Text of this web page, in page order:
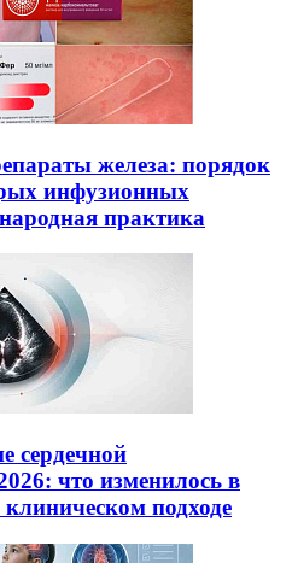
железа: порядок
инфузионных
практика
сердечной
что изменилось в
подходе